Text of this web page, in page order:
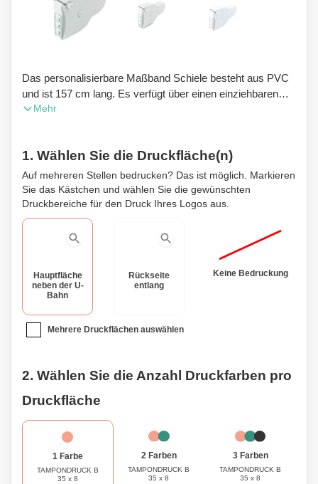
Das personalisierbare Maßband Schiele besteht aus PVC
und ist 157 cm lang. Es verfügt über einen einziehbaren
Mechanismus mit Stopptaste. Es ist klein und kompakt
Mehr
1. Wählen Sie die Druckfläche(n)
Auf mehreren Stellen bedrucken? Das ist möglich. Markieren
Sie das Kästchen und wählen Sie die gewünschten
Druckbereiche für den Druck Ihres Logos aus.
Hauptfläche
neben der U-
Bahn
Rückseite
entlang
Keine Bedruckung
Mehrere Druckflächen auswählen
2. Wählen Sie die Anzahl Druckfarben pro
Druckfläche
1 Farbe
TAMPONDRUCK B
35 x 8
2 Farben
TAMPONDRUCK B
35 x 8
3 Farben
TAMPONDRUCK B
35 x 8